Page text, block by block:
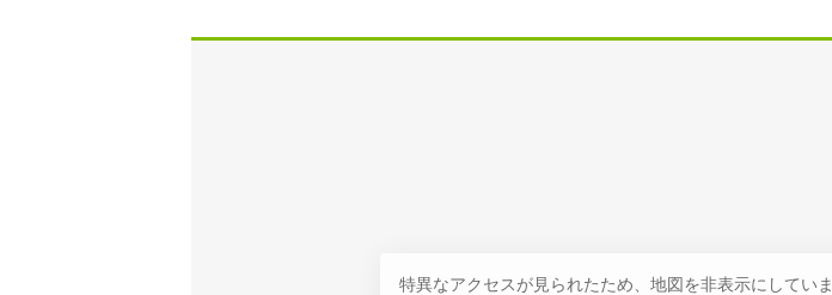
特異なアクセスが見られたため、地図を非表示にしていま